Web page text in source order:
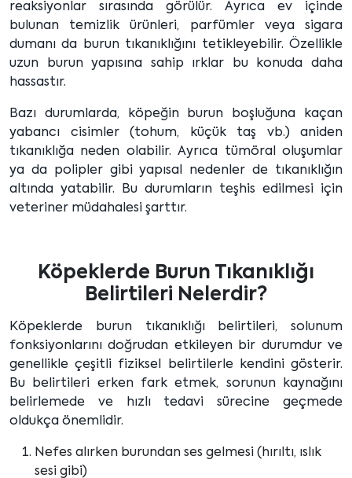
reaksiyonlar sırasında görülür. Ayrıca ev içinde
bulunan temizlik ürünleri, parfümler veya sigara
dumanı da burun tıkanıklığını tetikleyebilir. Özellikle
uzun burun yapısına sahip ırklar bu konuda daha
hassastır.
Bazı durumlarda, köpeğin burun boşluğuna kaçan
yabancı cisimler (tohum, küçük taş vb.) aniden
tıkanıklığa neden olabilir. Ayrıca tümöral oluşumlar
ya da polipler gibi yapısal nedenler de tıkanıklığın
altında yatabilir. Bu durumların teşhis edilmesi için
veteriner müdahalesi şarttır.
Köpeklerde Burun Tıkanıklığı
Belirtileri Nelerdir?
Köpeklerde burun tıkanıklığı belirtileri, solunum
fonksiyonlarını doğrudan etkileyen bir durumdur ve
genellikle çeşitli fiziksel belirtilerle kendini gösterir.
Bu belirtileri erken fark etmek, sorunun kaynağını
belirlemede ve hızlı tedavi sürecine geçmede
oldukça önemlidir.
Nefes alırken burundan ses gelmesi (hırıltı, ıslık
sesi gibi)